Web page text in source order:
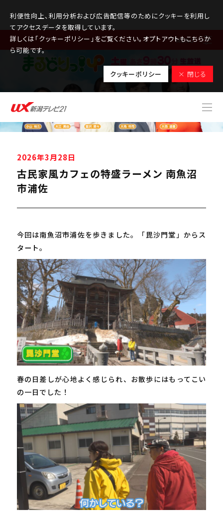
利便性向上、利用分析および広告配信等のためにクッキーを利用し
てアクセスデータを取得しています。
詳しくは「クッキーポリシー」をご覧ください。オプトアウトもこちらか
ら可能です。
クッキーポリシー × 閉じる
MENU
2026年3月28日
古民家風カフェの特盛ラーメン 南魚沼
市浦佐
今回は南魚沼市浦佐を歩きました。「毘沙門堂」からス
タート。
春の日差しが心地よく感じられ、お散歩にはもってこい
の一日でした！